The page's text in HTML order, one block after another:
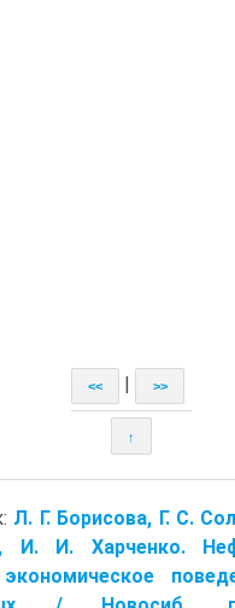
<< >>
↑
Л. Г. Борисова, Г. С.
И. И. Харченко.